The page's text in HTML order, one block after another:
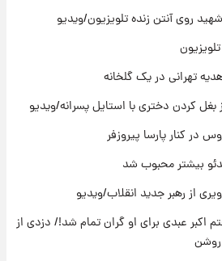
قیمت محصولات ایران‌خودرو و سایپا امروز شنبه
پیش ‌بینی مهم برای قیمت دلار، طلا و سکه
پیش
را ترک کرد!
روی آنتن زنده تلویزیون/ویدیو
تهرانی در یک گلخانه
کردن دختری با استایل پسرانه/ویدیو
در کنار پارسا پیروزفر
بیشتر محبوب شد
از رهبر جدید انقلاب/ویدیو
اکبر عبدی برای او گران تمام شد!/ دزدی از
روشن